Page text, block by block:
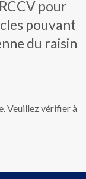
pour
pouvant
du raisin
Veuillez vérifier à